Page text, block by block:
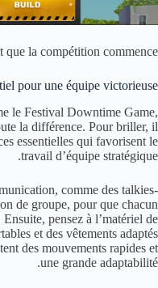
que la compétition commence !
pour une équipe victorieuse
le Festival Downtime Game,
la différence. Pour briller, il
essentielles qui favorisent le
travail d’équipe stratégique.
comme des talkies-
de groupe, pour que chacun
pensez à l’matériel de
et des vêtements adaptés
des mouvements rapides et
une grande adaptabilité.